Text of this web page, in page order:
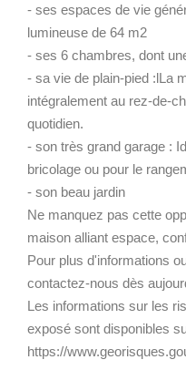
- ses espaces de vie
lumineuse de 64 m2
- ses 6 chambres, dont
- sa vie de plain-pied :lLa
intégralement au rez-de-
quotidien.
- son très grand garage :
bricolage ou pour le
- son beau jardin
Ne manquez pas cette
maison alliant espace,
Pour plus d'informations
contactez-nous dès
Les informations sur les
exposé sont disponibles
https://